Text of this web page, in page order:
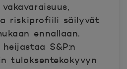
riskiprofiili säilyvät
ennallaan.
S&P:n
tuloksentekokyvyn